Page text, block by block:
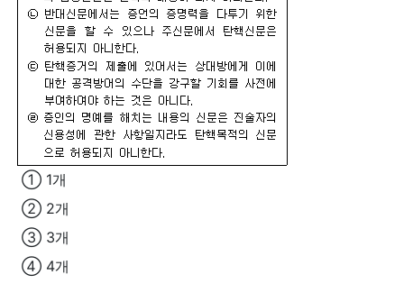
① 1개
② 2개
③ 3개
④ 4개